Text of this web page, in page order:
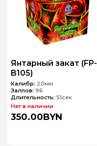
Янтарный закат (FP-
B105)
Калибр: 20мм
Залпов: 96
Длительность: 51сек
Нет в наличии
350.00BYN